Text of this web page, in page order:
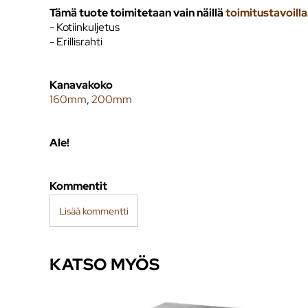
Tämä tuote toimitetaan vain näillätoimitustavoilla
- Kotiinkuljetus
- Erillisrahti
Kanavakoko
160mm,200mm
Ale!
Kommentit
Lisää kommentti
KATSO MYÖS